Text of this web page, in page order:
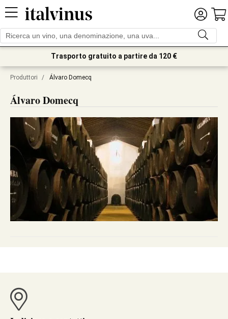
Trasporto gratuito a partire da 120 €
Produttori / Álvaro Domecq
Álvaro Domecq